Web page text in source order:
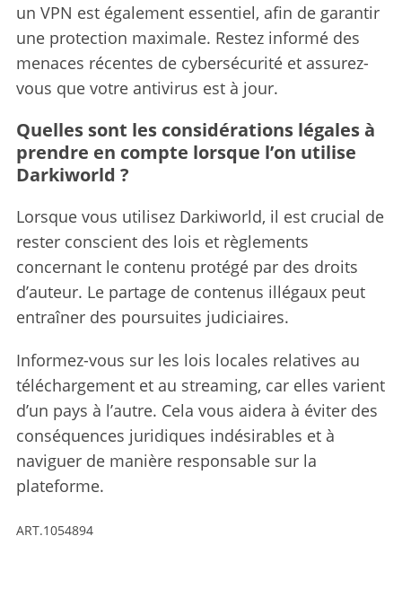
un VPN est également essentiel, afin de garantir
une protection maximale. Restez informé des
menaces récentes de cybersécurité et assurez-
vous que votre antivirus est à jour.
Quelles sont les considérations légales à
prendre en compte lorsque l’on utilise
Darkiworld ?
Lorsque vous utilisez Darkiworld, il est crucial de
rester conscient des lois et règlements
concernant le contenu protégé par des droits
d’auteur. Le partage de contenus illégaux peut
entraîner des poursuites judiciaires.
Informez-vous sur les lois locales relatives au
téléchargement et au streaming, car elles varient
d’un pays à l’autre. Cela vous aidera à éviter des
conséquences juridiques indésirables et à
naviguer de manière responsable sur la
plateforme.
ART.1054894